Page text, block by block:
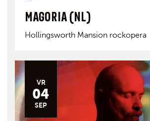
MAGORIA (NL)
Hollingsworth Mansion rockopera
VR
04
SEP